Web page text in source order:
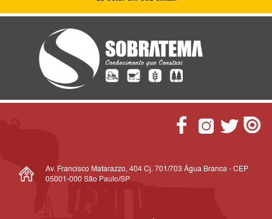
Av. Francisco Matarazzo, 404 Cj. 701/703 Água Branca - CEP
05001-000 São Paulo/SP